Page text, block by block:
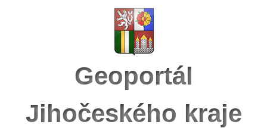
Geoportál
Jihočeského kraje